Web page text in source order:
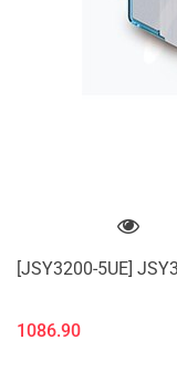
[JSY3200-5UE]
1086.90